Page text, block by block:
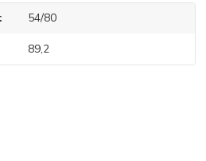
54/80
89,2